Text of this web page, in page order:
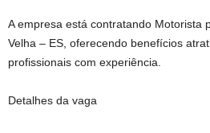
A empresa está contratando Motorista
Velha – ES, oferecendo benefícios
profissionais com experiência.
Detalhes da vaga